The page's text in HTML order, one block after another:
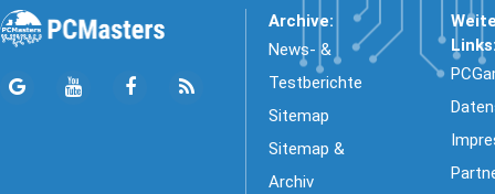
Archive:
News- &
Testberichte
Sitemap
Sitemap &
Archiv